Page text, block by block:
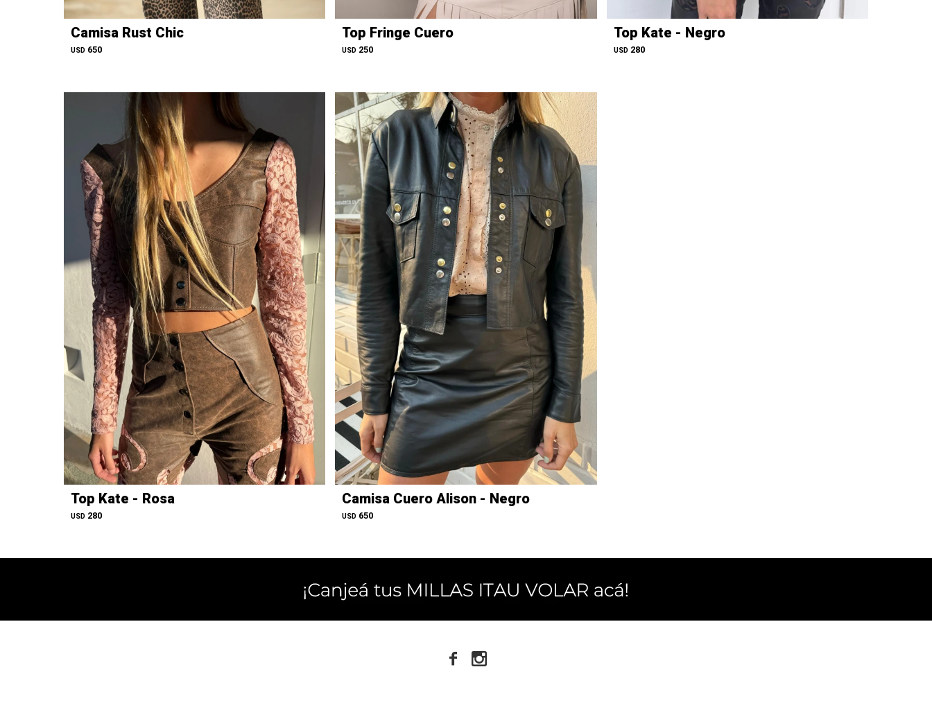
Camisa Rust Chic
USD 650
Top Fringe Cuero
USD 250
Top Kate - Negro
USD 280
Top Kate - Rosa
USD 280
Camisa Cuero Alison - Negro
USD 650
 